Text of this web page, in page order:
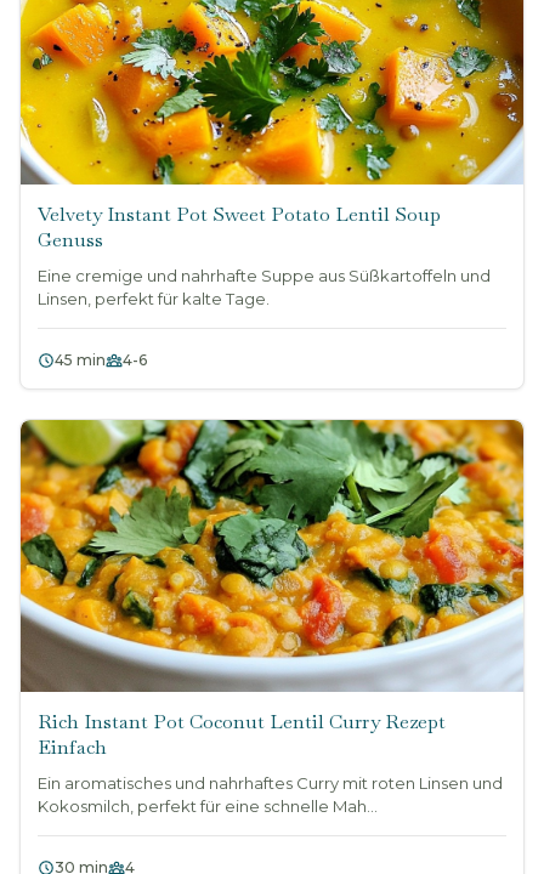
Velvety Instant Pot Sweet Potato Lentil Soup
Genuss
Eine cremige und nahrhafte Suppe aus Süßkartoffeln und
Linsen, perfekt für kalte Tage.
45 min 4-6
Rich Instant Pot Coconut Lentil Curry Rezept
Einfach
Ein aromatisches und nahrhaftes Curry mit roten Linsen und
Kokosmilch, perfekt für eine schnelle Mah...
30 min 4